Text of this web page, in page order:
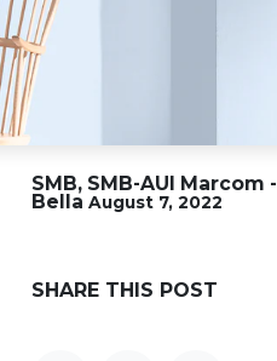
SMB, SMB-AUI Marcom -
Bella August 7, 2022
SHARE THIS POST